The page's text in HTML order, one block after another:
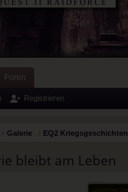
Foren
Registrieren
Galerie EQ2 Kriegsgeschichten
bleibt am Leben